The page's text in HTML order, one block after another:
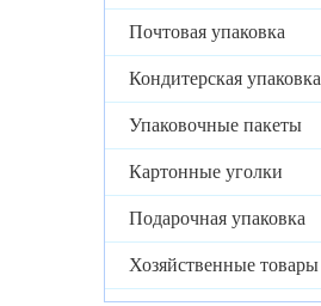
Почтовая упаковка
Кондитерская упаковка
Упаковочные пакеты
Картонные уголки
Подарочная упаковка
Хозяйственные товары